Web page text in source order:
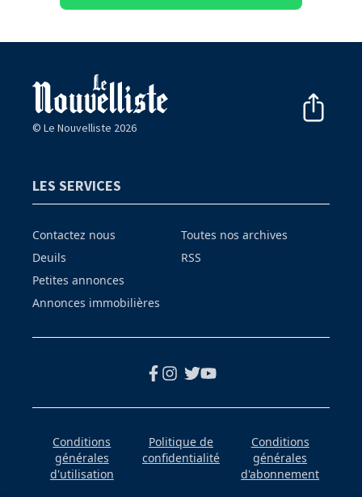
© Le Nouvelliste 2026
LES SERVICES
Contactez nous
Deuils
Petites annonces
Annonces immobilières
Toutes nos archives
RSS
Conditions
générales
d'utilisation
Politique de
confidentialité
Conditions
générales
d'abonnement